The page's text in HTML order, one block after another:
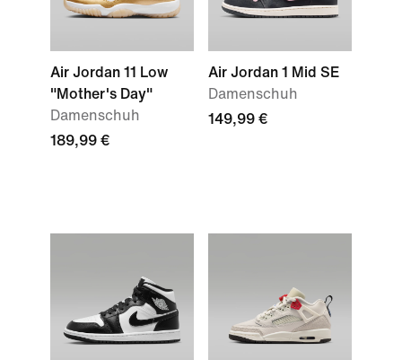
Air Jordan 11 Low
"Mother's Day"
Damenschuh
189,99 €
Air Jordan 1 Mid SE
Damenschuh
149,99 €